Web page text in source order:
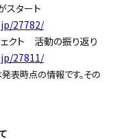
スタート
27782/
クト 活動の振り返り
27811/
表時点の情報です。その